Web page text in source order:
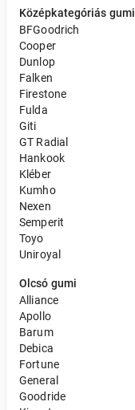
Középkategóriás gumi
BFGoodrich
Cooper
Dunlop
Falken
Firestone
Fulda
Giti
GT Radial
Hankook
Kléber
Kumho
Nexen
Semperit
Toyo
Uniroyal
Olcsó gumi
Alliance
Apollo
Barum
Debica
Fortune
General
Goodride